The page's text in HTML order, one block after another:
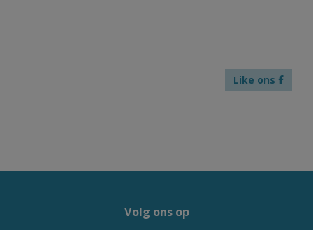
Like ons
Volg ons op